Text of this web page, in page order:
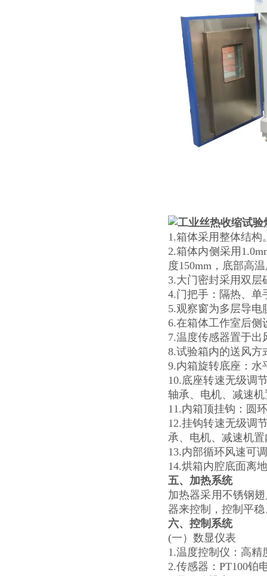
1.箱体采用整体结构
2.箱体内侧采用
度150mm，底部高
3.大门密封采用双层
4.门把手：隔热、单
5.观察窗为多层导电
6.在箱体工作室后侧
7.温度传感器置于出
8.试验箱内的送风方
9.内箱旋转底座：水
10.底座转速无级调
轴承、电机、减速
11.内箱顶挂钩：圆
12.挂钩转速无级调
承、电机、减速机
13.内部循环风速可
14.烘箱内腔底面离
五、加热系统
加热器采用不锈钢
器来控制，控制平
六、控制系统
(一）数显仪表
1.温度控制仪：高
2.传感器：PT100铂